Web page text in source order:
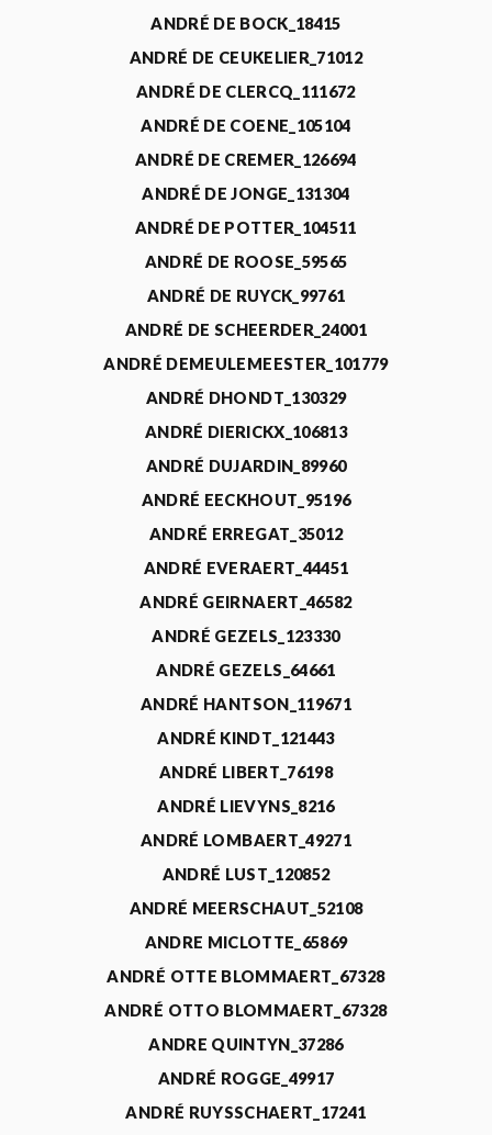
ANDRÉ DE BOCK_18415
ANDRÉ DE CEUKELIER_71012
ANDRÉ DE CLERCQ_111672
ANDRÉ DE COENE_105104
ANDRÉ DE CREMER_126694
ANDRÉ DE JONGE_131304
ANDRÉ DE POTTER_104511
ANDRÉ DE ROOSE_59565
ANDRÉ DE RUYCK_99761
ANDRÉ DE SCHEERDER_24001
ANDRÉ DEMEULEMEESTER_101779
ANDRÉ DHONDT_130329
ANDRÉ DIERICKX_106813
ANDRÉ DUJARDIN_89960
ANDRÉ EECKHOUT_95196
ANDRÉ ERREGAT_35012
ANDRÉ EVERAERT_44451
ANDRÉ GEIRNAERT_46582
ANDRÉ GEZELS_123330
ANDRÉ GEZELS_64661
ANDRÉ HANTSON_119671
ANDRÉ KINDT_121443
ANDRÉ LIBERT_76198
ANDRÉ LIEVYNS_8216
ANDRÉ LOMBAERT_49271
ANDRÉ LUST_120852
ANDRÉ MEERSCHAUT_52108
ANDRE MICLOTTE_65869
ANDRÉ OTTE BLOMMAERT_67328
ANDRÉ OTTO BLOMMAERT_67328
ANDRE QUINTYN_37286
ANDRÉ ROGGE_49917
ANDRÉ RUYSSCHAERT_17241